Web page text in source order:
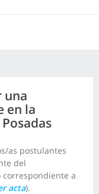
una
en la
as postulantes
del
a
acta).